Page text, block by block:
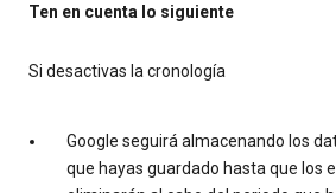
Ten en cuenta lo siguiente
Si desactivas la cronología
Google seguirá almacenando los
que hayas guardado hasta que los